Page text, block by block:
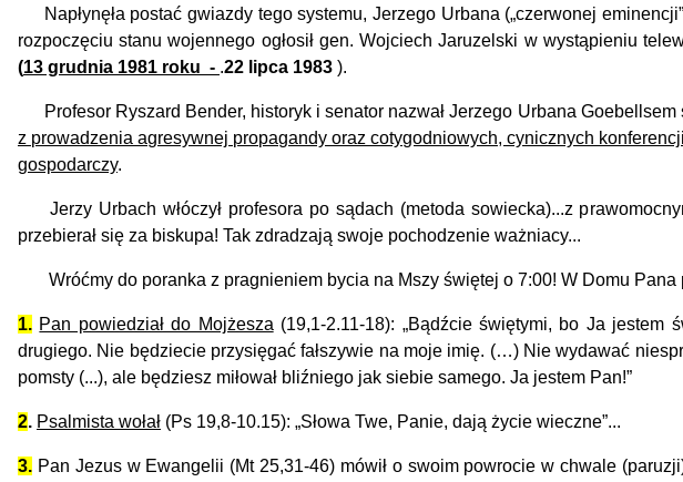
Napłynęła postać gwiazdy tego systemu, Jerzego Urbana („czerwonej
rozpoczęciu stanu wojennego ogłosił gen. Wojciech Jaruzelski w wystąpieniu
(13 grudnia 1981 roku - .22 lipca 1983 ).
Profesor Ryszard Bender, historyk i senator nazwał Jerzego Urbana Goebel
z prowadzenia agresywnej propagandy oraz cotygodniowych, cynicznych
gospodarczy.
Jerzy Urbach włóczył profesora po sądach (metoda sowiecka)...z
przebierał się za biskupa! Tak zdradzają swoje pochodzenie ważniacy...
Wróćmy do poranka z pragnieniem bycia na Mszy świętej o 7:00! W Domu Pana
1. Pan powiedział do Mojżesza (19,1-2.11-18): „Bądźcie świętymi, bo Ja
drugiego. Nie będziecie przysięgać fałszywie na moje imię. (…) Nie wydawać
pomsty (...), ale będziesz miłował bliźniego jak siebie samego. Ja jestem Pan!”
2. Psalmista wołał (Ps 19,8-10.15): „Słowa Twe, Panie, dają życie wieczne”...
3. Pan Jezus w Ewangelii (Mt 25,31-46) mówił o swoim powrocie w chwale